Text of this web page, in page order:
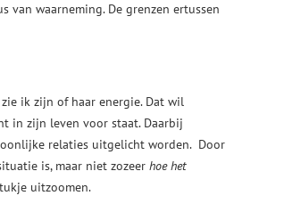
van waarneming. De grenzen ertussen
ik zijn of haar energie. Dat wil
in zijn leven voor staat. Daarbij
relaties uitgelicht worden. Door
is, maar niet zozeer hoe het
uitzoomen.